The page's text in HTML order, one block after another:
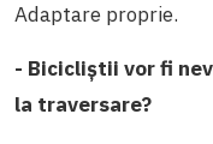
Adaptare proprie.
- Bicicliștii vor fi
la traversare?